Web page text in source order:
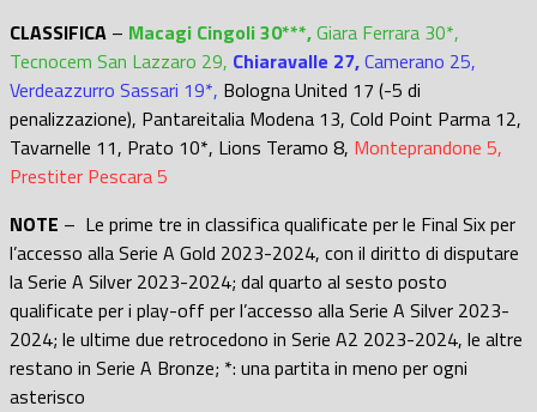
CLASSIFICA – Macagi Cingoli 30***,Giara Ferrara 30*,
Tecnocem San Lazzaro 29, Chiaravalle 27,Camerano 25,
Verdeazzurro Sassari 19*, Bologna United 17 (-5 di
penalizzazione), Pantareitalia Modena 13, Cold Point Parma 12,
Tavarnelle 11, Prato 10*, Lions Teramo 8, Monteprandone 5,
Prestiter Pescara 5
NOTE – Le prime tre in classifica qualificate per le Final Six per
l’accesso alla Serie A Gold 2023-2024, con il diritto di disputare
la Serie A Silver 2023-2024; dal quarto al sesto posto
qualificate per i play-off per l’accesso alla Serie A Silver 2023-
2024; le ultime due retrocedono in Serie A2 2023-2024, le altre
restano in Serie A Bronze; *: una partita in meno per ogni
asterisco